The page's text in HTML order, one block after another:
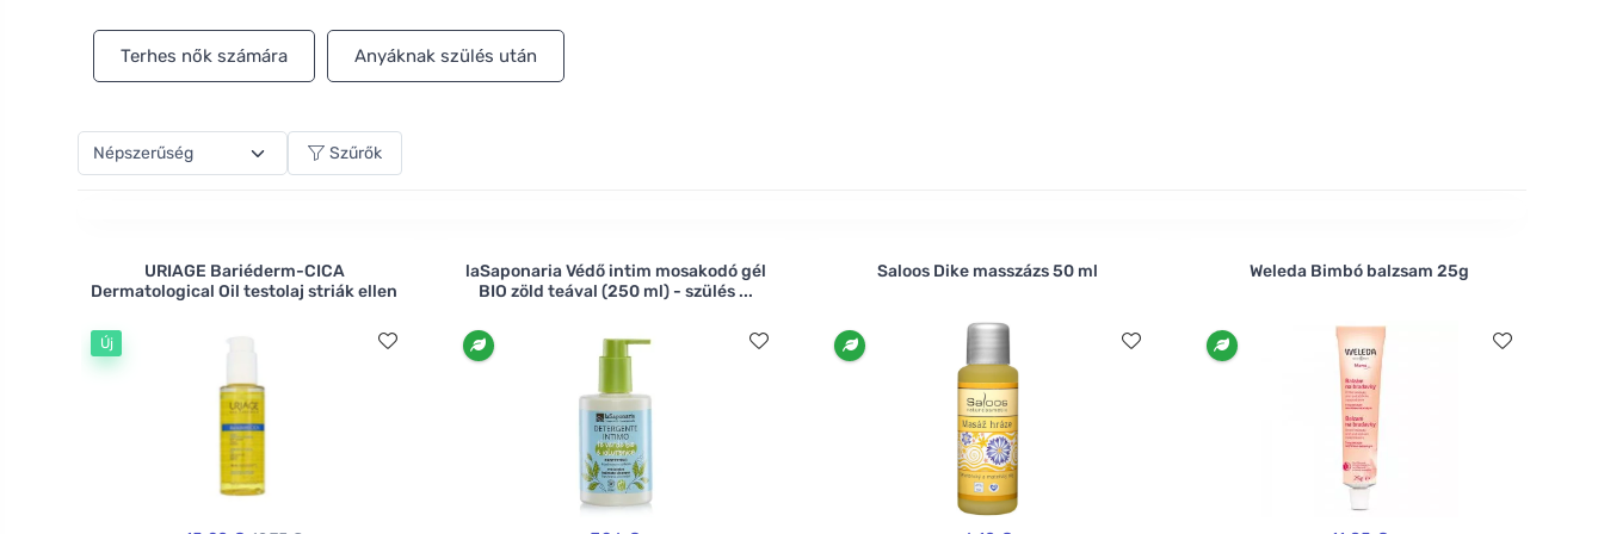
Terhes nők számára Anyáknak szülés után
Szűrők
URIAGE Bariéderm-CICA
Dermatological Oil testolaj striák ellen
Új
laSaponaria Védő intim mosakodó gél
BIO zöld teával (250 ml) - szülés ...
Saloos Dike masszázs 50 ml Weleda Bimbó balzsam 25g